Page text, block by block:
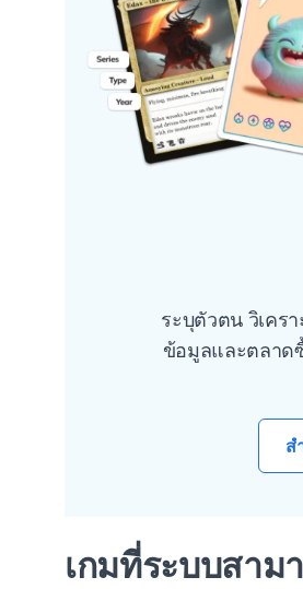
ระบุตัวตน วิเคร
ข้อมูลและตลาด
ส
เกมที่ระบบสาม